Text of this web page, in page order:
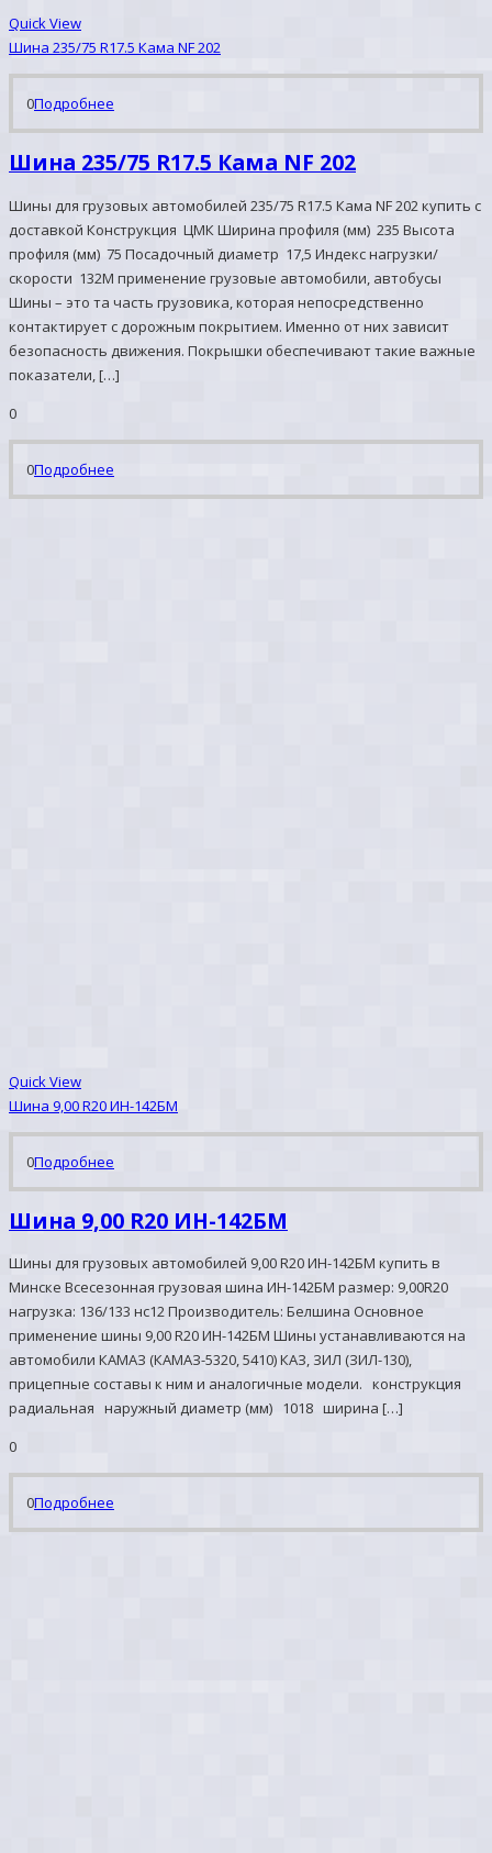
Quick View
Шина 235/75 R17.5 Кама NF 202
0Подробнее
Шина 235/75 R17.5 Кама NF 202
Шины для грузовых автомобилей 235/75 R17.5 Кама NF 202 купить с
доставкой Конструкция ЦМК Ширина профиля (мм) 235 Высота
профиля (мм) 75 Посадочный диаметр 17,5 Индекс нагрузки/
скорости 132М применение грузовые автомобили, автобусы
Шины – это та часть грузовика, которая непосредственно
контактирует с дорожным покрытием. Именно от них зависит
безопасность движения. Покрышки обеспечивают такие важные
показатели, […]
0
0Подробнее
Quick View
Шина 9,00 R20 ИН-142БМ
0Подробнее
Шина 9,00 R20 ИН-142БМ
Шины для грузовых автомобилей 9,00 R20 ИН-142БМ купить в
Минске Всесезонная грузовая шина ИН-142БМ размер: 9,00R20
нагрузка: 136/133 нс12 Производитель: Белшина Основное
применение шины 9,00 R20 ИН-142БМ Шины устанавливаются на
автомобили КАМАЗ (КАМАЗ-5320, 5410) КАЗ, ЗИЛ (ЗИЛ-130),
прицепные составы к ним и аналогичные модели. конструкция
радиальная наружный диаметр (мм) 1018 ширина […]
0
0Подробнее